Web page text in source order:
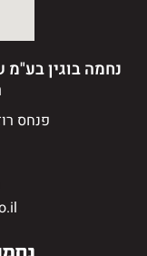
נחמה בוגין בע"מ
פנחס רוזן 72, בנין "טופ